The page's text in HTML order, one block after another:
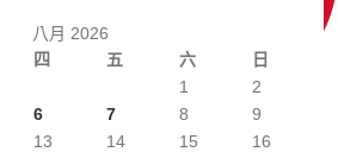
八月 2026
四 五 六 日
1
2
6 7 8
9
13 14 15
16